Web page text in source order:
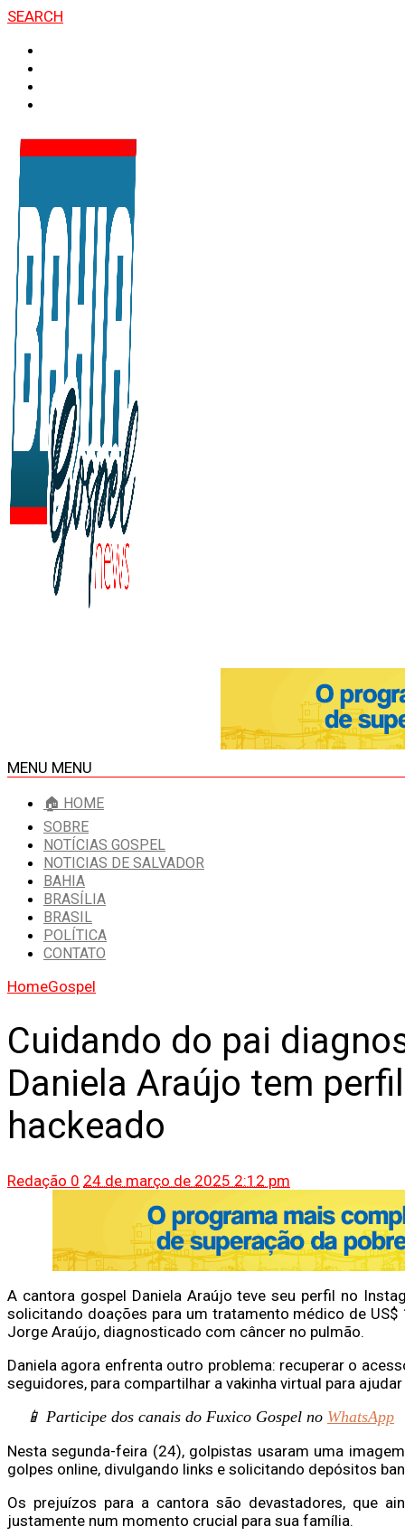
SEARCH
MENU MENU
🏠 HOME
SOBRE
NOTÍCIAS GOSPEL
NOTICIAS DE SALVADOR
BAHIA
BRASÍLIA
BRASIL
POLÍTICA
CONTATO
HomeGospel
Cuidando do pai
Daniela Araújo tem
hackeado
Redação 0 24 de março de 2025 2:12 pm
A cantora gospel Daniela Araújo teve seu perfil no
solicitando doações para um tratamento médico de
Jorge Araújo, diagnosticado com câncer no pulmão.
Daniela agora enfrenta outro problema: recuperar o
seguidores, para compartilhar a vakinha virtual para ajudar
📱 Participe dos canais do Fuxico Gospel no WhatsApp
Nesta segunda-feira (24), golpistas usaram uma
golpes online, divulgando links e solicitando depósitos
Os prejuízos para a cantora são devastadores, que
justamente num momento crucial para sua família.